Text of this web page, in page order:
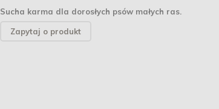
Sucha karma dla dorosłych psów małych ras.
Zapytaj o produkt